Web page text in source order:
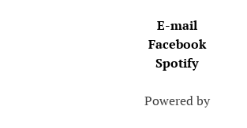
E-mail
Facebook
Spotify
Powered by